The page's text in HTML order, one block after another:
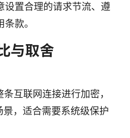
设置合理的请求节流、遵
款。
与取舍
互联网连接进行加密，
景，适合需要系统级保护